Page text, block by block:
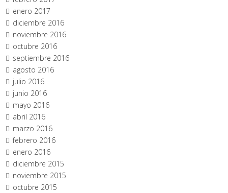
enero 2017
diciembre 2016
noviembre 2016
octubre 2016
septiembre 2016
agosto 2016
julio 2016
junio 2016
mayo 2016
abril 2016
marzo 2016
febrero 2016
enero 2016
diciembre 2015
noviembre 2015
octubre 2015